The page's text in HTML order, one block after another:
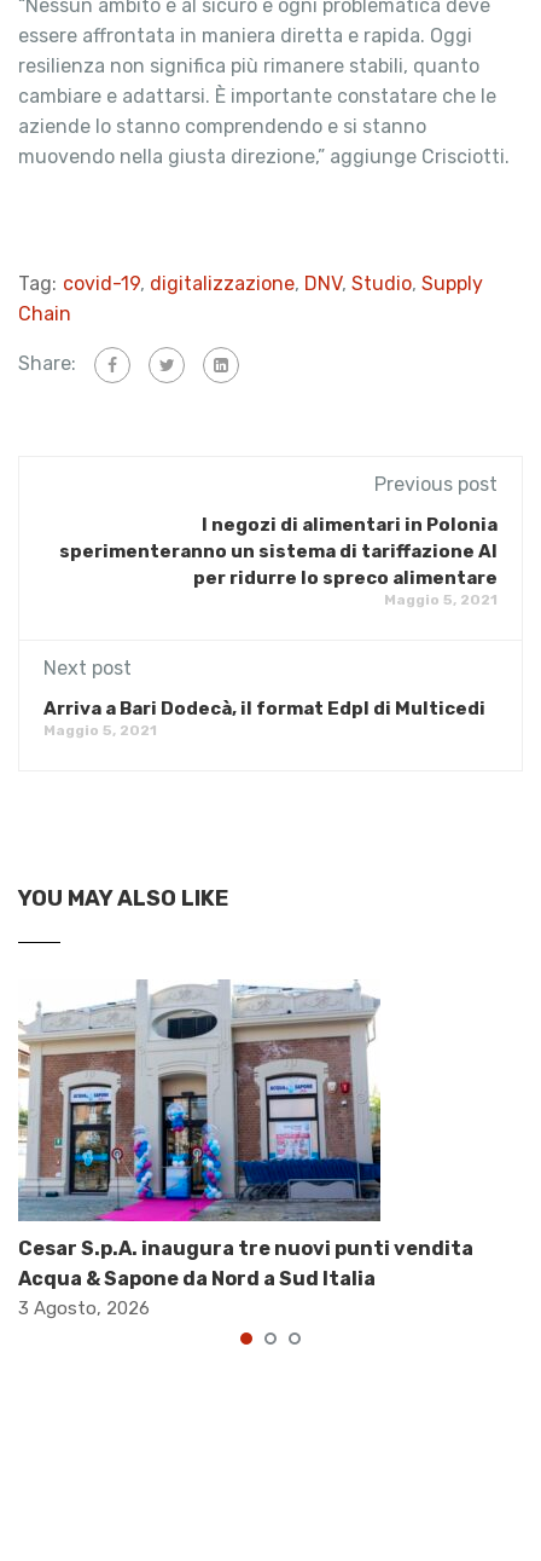
“Nessun ambito è al sicuro e ogni problematica deve
essere affrontata in maniera diretta e rapida. Oggi
resilienza non significa più rimanere stabili, quanto
cambiare e adattarsi. È importante constatare che le
aziende lo stanno comprendendo e si stanno
muovendo nella giusta direzione,” aggiunge Crisciotti.
Tag: covid-19, digitalizzazione, DNV, Studio, Supply
Chain
Share:
Previous post
I negozi di alimentari in Polonia
sperimenteranno un sistema di tariffazione AI
per ridurre lo spreco alimentare
Maggio 5, 2021
Next post
Arriva a Bari Dodecà, il format Edpl di Multicedi
Maggio 5, 2021
YOU MAY ALSO LIKE
Cesar S.p.A. inaugura tre nuovi punti vendita
Acqua & Sapone da Nord a Sud Italia
3 Agosto, 2026